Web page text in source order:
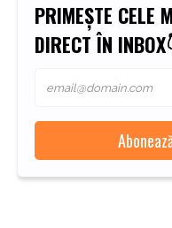
PRIMEȘTE CELE
DIRECT ÎN